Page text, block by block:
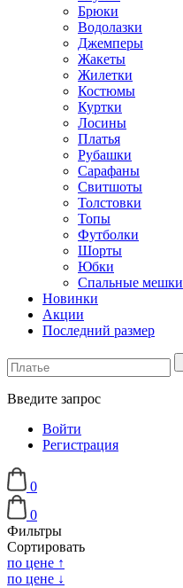
Брюки
Водолазки
Джемперы
Жакеты
Жилетки
Костюмы
Куртки
Лосины
Платья
Рубашки
Сарафаны
Свитшоты
Толстовки
Топы
Футболки
Шорты
Юбки
Спальные мешки
Новинки
Акции
Последний размер
Введите запрос
Войти
Регистрация
0
0
Фильтры
Сортировать
по цене ↑
по цене ↓